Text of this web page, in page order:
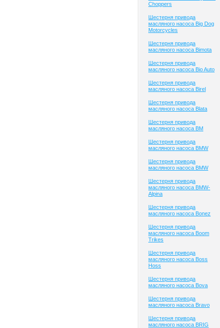
Choppers
Шестерня привода
масляного насоса Big Dog
Motorcycles
Шестерня привода
масляного насоса Bimota
Шестерня привода
масляного насоса Bio Auto
Шестерня привода
масляного насоса Birel
Шестерня привода
масляного насоса Blata
Шестерня привода
масляного насоса BM
Шестерня привода
масляного насоса BMW
Шестерня привода
масляного насоса BMW
Шестерня привода
масляного насоса BMW-
Alpina
Шестерня привода
масляного насоса Bonez
Шестерня привода
масляного насоса Boom
Trikes
Шестерня привода
масляного насоса Boss
Hoss
Шестерня привода
масляного насоса Bova
Шестерня привода
масляного насоса Bravo
Шестерня привода
масляного насоса BRIG